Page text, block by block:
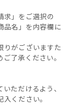
求」をご選択の
名」を内容欄に
りがございますた
了承ください。
ただけるよう、
ください。